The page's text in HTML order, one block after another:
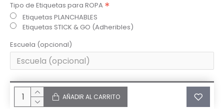
Tipo de Etiquetas para ROPA
Etiquetas PLANCHABLES
Etiquetas STICK & GO (Adheribles)
Escuela (opcional)
AÑADIR AL CARRITO